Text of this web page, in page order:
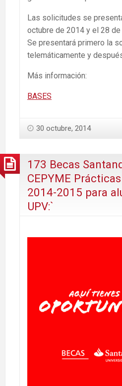
Las solicitudes se
octubre de 2014 y el 28
Se presentará primero la
telemáticamente y
Más información:
BASES
30 octubre, 2014
173 Becas
CEPYME
2014-2015 para
UPV:`